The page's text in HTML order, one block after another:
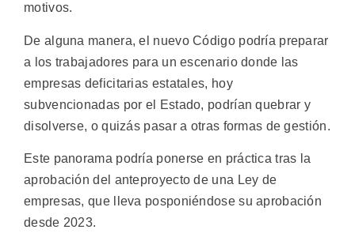
motivos.
De alguna manera, el nuevo Código podría preparar
a los trabajadores para un escenario donde las
empresas deficitarias estatales, hoy
subvencionadas por el Estado, podrían quebrar y
disolverse, o quizás pasar a otras formas de gestión.
Este panorama podría ponerse en práctica tras la
aprobación del anteproyecto de una Ley de
empresas, que lleva posponiéndose su aprobación
desde 2023.